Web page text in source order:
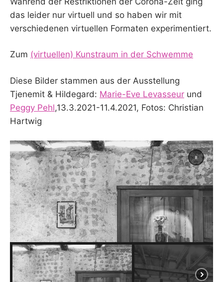
das leider nur virtuell und so haben wir mit
verschiedenen virtuellen Formaten experimentiert.
Zum (virtuellen) Kunstraum in der Schwemme
Diese Bilder stammen aus der Ausstellung
Tjenemit & Hildegard: Marie-Eve Levasseur und
Peggy Pehl,13.3.2021-11.4.2021, Fotos: Christian
Hartwig